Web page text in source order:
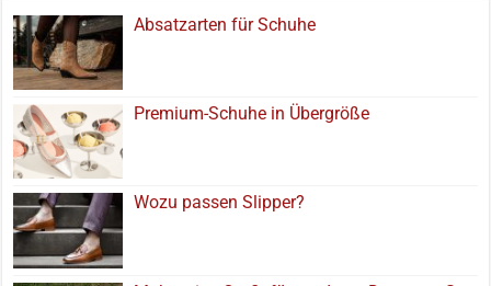
Absatzarten für Schuhe
Premium-Schuhe in Übergröße
Wozu passen Slipper?